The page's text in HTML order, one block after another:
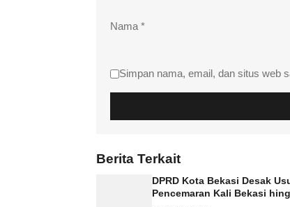
Nama*
Simpan nama, email, dan situs web
Berita Terkait
DPRD Kota Bekasi Desak
Pencemaran Kali Bekasi